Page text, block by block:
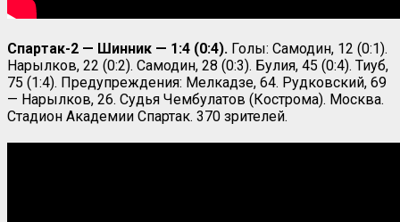
Спартак-2 — Шинник — 1:4 (0:4). Голы: Самодин, 12 (0:1).
Нарылков, 22 (0:2). Самодин, 28 (0:3). Булия, 45 (0:4). Тиуб,
75 (1:4). Предупреждения: Мелкадзе, 64. Рудковский, 69
— Нарылков, 26. Судья Чембулатов (Кострома). Москва.
Стадион Академии Спартак. 370 зрителей.